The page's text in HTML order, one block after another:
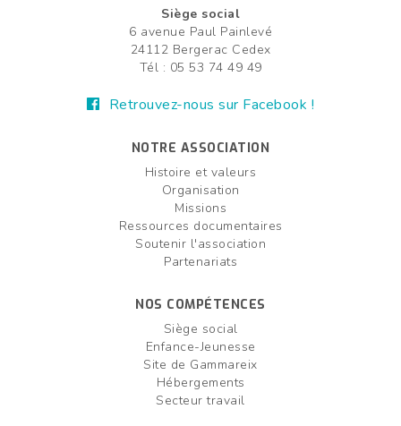
Siège social
6 avenue Paul Painlevé
24112 Bergerac Cedex
Tél : 05 53 74 49 49
Retrouvez-nous sur Facebook !
NOTRE ASSOCIATION
Histoire et valeurs
Organisation
Missions
Ressources documentaires
Soutenir l'association
Partenariats
NOS COMPÉTENCES
Siège social
Enfance-Jeunesse
Site de Gammareix
Hébergements
Secteur travail